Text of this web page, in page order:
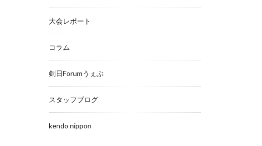
大会レポート
コラム
剣日Forumうぇぶ
スタッフブログ
kendo nippon